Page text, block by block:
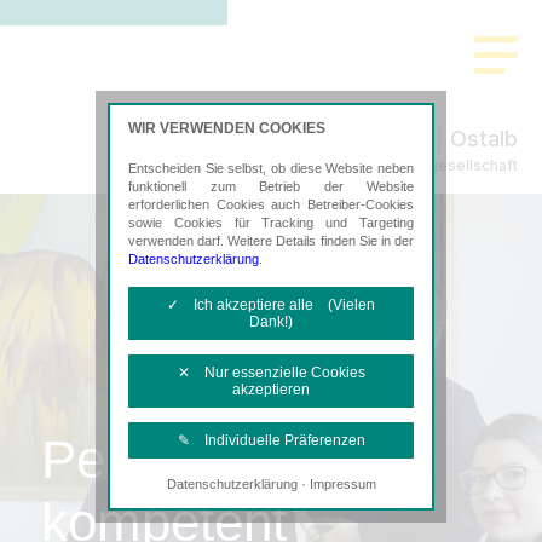
Ostalb
Steuerberatungsgesellschaft
Persönlich,
kompetent
WIR VERWENDEN COOKIES
Entscheiden Sie selbst, ob diese Website neben
funktionell zum Betrieb der Website
erforderlichen Cookies auch Betreiber-Cookies
sowie Cookies für Tracking und Targeting
verwenden darf. Weitere Details finden Sie in der
Datenschutzerklärung
✓ Ich akzeptiere alle (Vielen
Dank!)
✕ Nur essenzielle Cookies
akzeptieren
✎ Individuelle Präferenzen
Notwendige Cookies
Diese Cookies sind erforderlich, um die
grundlegende Funktionalität der Website
Datenschutzerklärung· Impressum